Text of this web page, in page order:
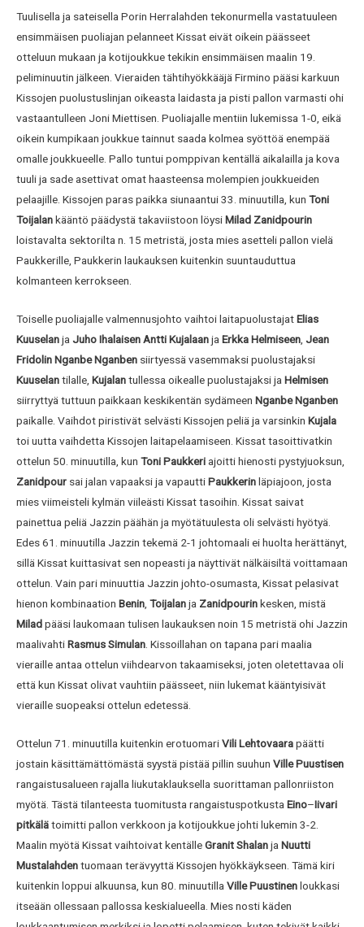
Tuulisella ja sateisella Porin Herralahden tekonurmella vastatuuleen
ensimmäisen puoliajan pelanneet Kissat eivät oikein päässeet
otteluun mukaan ja kotijoukkue tekikin ensimmäisen maalin 19.
peliminuutin jälkeen. Vieraiden tähtihyökkääjä Firmino pääsi karkuun
Kissojen puolustuslinjan oikeasta laidasta ja pisti pallon varmasti ohi
vastaantulleen Joni Miettisen. Puoliajalle mentiin lukemissa 1-0, eikä
oikein kumpikaan joukkue tainnut saada kolmea syöttöä enempää
omalle joukkueelle. Pallo tuntui pomppivan kentällä aikalailla ja kova
tuuli ja sade asettivat omat haasteensa molempien joukkueiden
pelaajille. Kissojen paras paikka siunaantui 33. minuutilla, kun Toni
Toijalankääntö päädystä takaviistoon löysiMilad Zanidpourin
loistavalta sektorilta n. 15 metristä, josta mies asetteli pallon vielä
Paukkerille, Paukkerin laukauksen kuitenkin suuntauduttua
kolmanteen kerrokseen.
Toiselle puoliajalle valmennusjohto vaihtoi laitapuolustajatElias
Kuuselanja Juho IhalaisenAntti Kujalaanja Erkka Helmiseen Jean
Fridolin Nganbe Nganben siirtyessä vasemmaksi puolustajaksi
Kuuselantilalle, Kujalantullessa oikealle puolustajaksi ja Helmisen
siirryttyä tuttuun paikkaan keskikentän sydämeen Nganbe Nganben
paikalle. Vaihdot piristivät selvästi Kissojen peliä ja varsinkin Kujala
toi uutta vaihdetta Kissojen laitapelaamiseen. Kissat tasoittivatkin
ottelun 50. minuutilla, kun Toni Paukkeriajoitti hienosti pystyjuoksun,
Zanidpour sai jalan vapaaksi ja vapauttiPaukkerinläpiajoon, josta
mies viimeisteli kylmän viileästi Kissat tasoihin. Kissat saivat
painettua peliä Jazzin päähän ja myötätuulesta oli selvästi hyötyä.
Edes 61. minuutilla Jazzin tekemä 2-1 johtomaali ei huolta herättänyt,
sillä Kissat kuittasivat sen nopeasti ja näyttivät nälkäisiltä voittamaan
ottelun. Vain pari minuuttia Jazzin johto-osumasta, Kissat pelasivat
hienon kombinaation Benin Toijalanja Zanidpourinkesken, mistä
Miladpääsi laukomaan tulisen laukauksen noin 15 metristä ohi Jazzin
maalivahtiRasmus Simulan . Kissoillahan on tapana pari maalia
vieraille antaa ottelun viihdearvon takaamiseksi, joten oletettavaa oli
että kun Kissat olivat vauhtiin päässeet, niin lukemat kääntyisivät
vieraille suopeaksi ottelun edetessä.
Ottelun 71. minuutilla kuitenkin erotuomariVili Lehtovaarapäätti
jostain käsittämättömästä syystä pistää pillin suuhun Ville Puustisen
rangaistusalueen rajalla liukutaklauksella suorittaman pallonriiston
myötä. Tästä tilanteesta tuomitusta rangaistuspotkusta Eino–Iivari
pitkälätoimitti pallon verkkoon ja kotijoukkue johti lukemin 3-2.
Maalin myötä Kissat vaihtoivat kentälleGranit Shalanja Nuutti
Mustalahdentuomaan terävyyttä Kissojen hyökkäykseen. Tämä kiri
kuitenkin loppui alkuunsa, kun 80. minuutilla Ville Puustinenloukkasi
itseään ollessaan pallossa keskialueella. Mies nosti käden